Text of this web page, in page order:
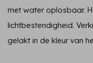
met water oplosbaar.
lichtbestendigheid.
gelakt in de kleur van